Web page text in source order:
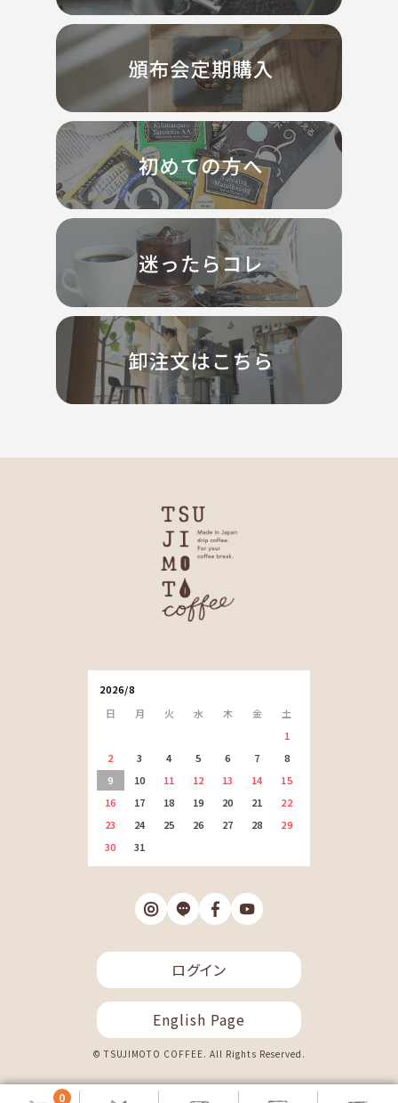
0
2026/8
日
月 火 水 木 金
土
1
2
3 4 5 6 7
8
9
10 11 12 13 14
15
16
17 18 19 20 21
22
23
24 25 26 27 28
29
30
31
ログイン
English Page
© TSUJIMOTO COFFEE. All Rights Reserved.